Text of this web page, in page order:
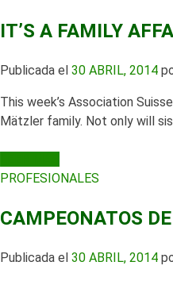
IT’S A FAMILY
Publicada el 30 ABRIL, 2014
This week’s Association
Mätzler family. Not only will
PROFESIONALES
CAMPEONATOS
Publicada el 30 ABRIL, 2014